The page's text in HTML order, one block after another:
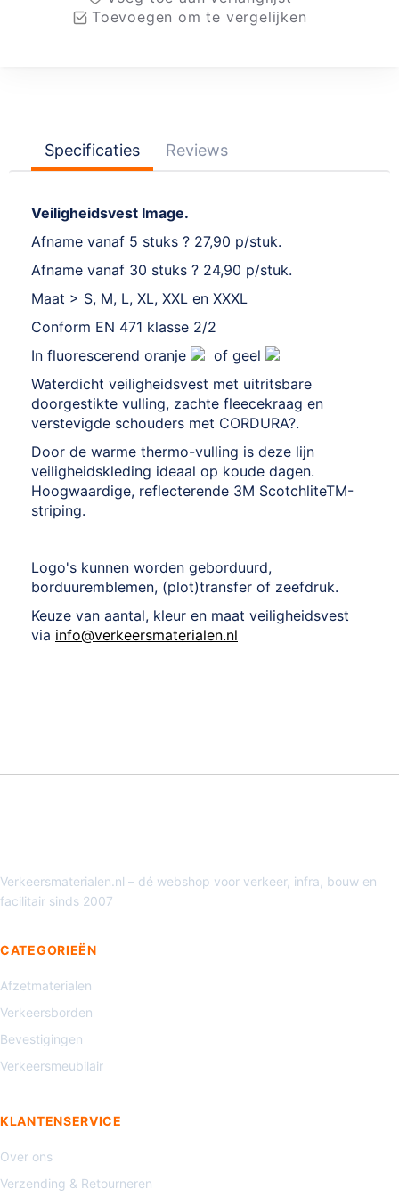
Toevoegen om te vergelijken
Specificaties Reviews
Veiligheidsvest Image.
Afname vanaf 5 stuks ? 27,90 p/stuk.
Afname vanaf 30 stuks ? 24,90 p/stuk.
Maat > S, M, L, XL, XXL en XXXL
Conform EN 471 klasse 2/2
In fluorescerend oranje
of geel
Waterdicht veiligheidsvest met uitritsbare
doorgestikte vulling, zachte fleecekraag en
verstevigde schouders met CORDURA?.
Door de warme thermo-vulling is deze lijn
veiligheidskleding ideaal op koude dagen.
Hoogwaardige, reflecterende 3M ScotchliteTM-
striping.
Logo's kunnen worden geborduurd,
borduuremblemen, (plot)transfer of zeefdruk.
Keuze van aantal, kleur en maat veiligheidsvest
via info@verkeersmaterialen.nl
Verkeersmaterialen.nl – dé webshop voor verkeer, infra, bouw en
facilitair sinds 2007
CATEGORIEËN
Afzetmaterialen
Verkeersborden
Bevestigingen
Verkeersmeubilair
KLANTENSERVICE
Over ons
Verzending & Retourneren